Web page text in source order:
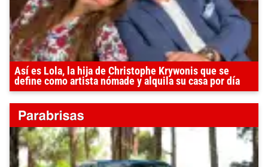
Así es Lola, la hija de Christophe Krywonis que se
define como artista nómade y alquila su casa por día